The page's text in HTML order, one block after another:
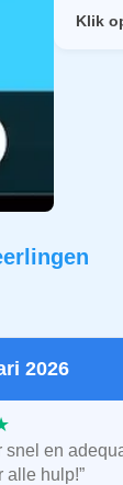
Klik
2026
snel en
alle hulp!”